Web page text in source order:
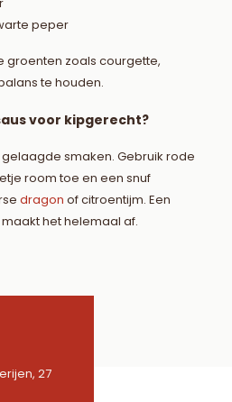
peper
groenten zoals courgette,
te houden.
voor kipgerecht?
smaken. Gebruik rode
room toe en een snuf
dragon of citroentijm. Een
het helemaal af.
27